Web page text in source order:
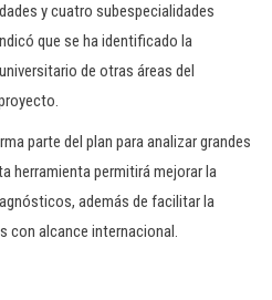
y cuatro subespecialidades
que se ha identificado la
de otras áreas del
parte del plan para analizar grandes
herramienta permitirá mejorar la
además de facilitar la
con alcance internacional.